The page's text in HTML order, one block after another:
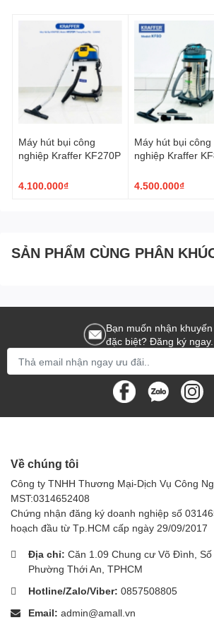
hợp gỗ nâu tự nhiên mang đến cảm
Ứng dụng linh hoạt:
Dùng trong
resort, phòng tiệc, quán bar hoặc tại
Bảo dưỡng dễ dàng:Chất liệu inox
Ứng dụng thực tế
Xe phục vụ rượu khung inox vàng mặt gỗ
giúp không gian trở nên sang trọng và
mang đến sự tiện lợi trong phục vụ mà còn
mỹ tinh tế của người sử dụng. Với thiết kế
cấp và công năng linh hoạt, đây chính là lựa
những không gian đề cao sự sang trọng và
👉 Xem thêm các thiết bị vệ sinh công
Máy hút bụi công
nghiệp Kraffer KF270P
4.100.000₫
Máy hút bụi công
nghiệp Kraffer
4.500.000₫
SẢN PHẨM CÙNG PHÂN
Bạn muốn nhận
đặc biệt? Đăng ký ngay.
Về chúng tôi
Công ty TNHH Thương Mại-Dịch Vụ Công
MST:0314652408
Chứng nhận đăng ký doanh nghiệp số
hoạch đầu từ Tp.HCM cấp ngày 29/09/2017
Địa chỉ: Căn 1.09 Chung cư Võ Đình, Số
Phường Thới An, TPHCM
Hotline/Zalo/Viber: 0857508805
Email: admin@amall.vn